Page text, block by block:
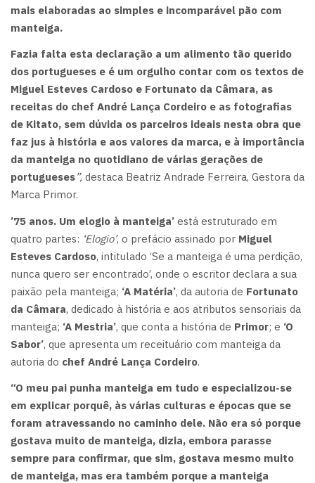
mais elaboradas ao simples e incomparável pão com
manteiga.
Fazia falta esta declaração a um alimento tão querido
dos portugueses e é um orgulho contar com os textos de
Miguel Esteves Cardoso e Fortunato da Câmara, as
receitas do chef André Lança Cordeiro e as fotografias
de Kitato, sem dúvida os parceiros ideais nesta obra que
faz jus à história e aos valores da marca, e à importância
da manteiga no quotidiano de várias gerações de
portugueses”, destaca Beatriz Andrade Ferreira, Gestora da
Marca Primor.
’75 anos. Um elogio à manteiga’ está estruturado em
quatro partes: ‘Elogio’, o prefácio assinado por Miguel
Esteves Cardoso, intitulado ‘Se a manteiga é uma perdição,
nunca quero ser encontrado’, onde o escritor declara a sua
paixão pela manteiga; ‘A Matéria’, da autoria de Fortunato
da Câmara, dedicado à história e aos atributos sensoriais da
manteiga; ‘A Mestria’, que conta a história de Primor; e ‘O
Sabor’, que apresenta um receituário com manteiga da
autoria do chef André Lança Cordeiro.
“O meu pai punha manteiga em tudo e especializou-se
em explicar porquê, às várias culturas e épocas que se
foram atravessando no caminho dele. Não era só porque
gostava muito de manteiga, dizia, embora parasse
sempre para confirmar, que sim, gostava mesmo muito
de manteiga, mas era também porque a manteiga